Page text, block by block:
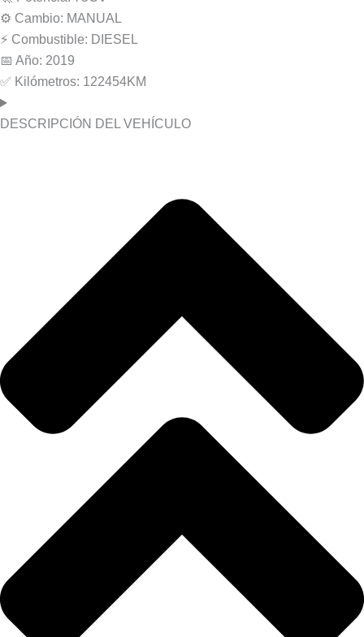
⚙️ Cambio: MANUAL
⚡️ Combustible: DIESEL
📅 Año: 2019
✅ Kilómetros: 122454KM
DESCRIPCIÓN DEL VEHÍCULO